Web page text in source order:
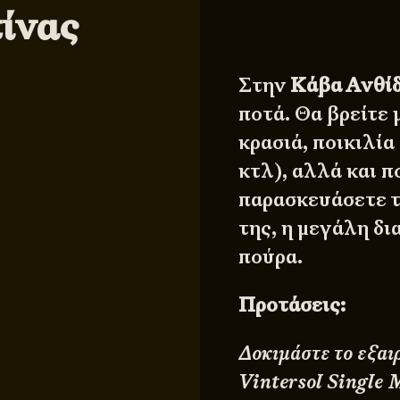
Στην Κάβα
ποτά. Θα βρείτε
κρασιά,
κτλ), αλλά και
παρασκευάσετε
της, η μεγάλη
πούρα.
Προτάσεις:
Δοκιμάστε το
Vintersol Single